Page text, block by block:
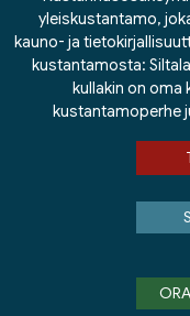
yleiskustantamo,
kauno- ja
kustantamosta:
kullakin on oma
kustantamoperhe